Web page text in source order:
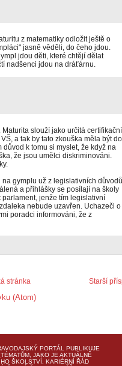
z matematiky odložit ještě o
jasně věděli, do čeho jdou.
jdou děti, které chtějí dělat
nadšenci jdou na dráťárnu.
slouží jako určitá certifikační
a tak by tato zkouška měla být do
k tomu si myslet, že když na
že jsou umělci diskriminováni.
na gymplu už z legislativních důvodů
a přihlášky se posílají na školy
jenže tím legislativní
nebude uzavřen. Uchazeči o
poradci informováni, že z
Starší
stránka
(Atom)
PORTÁL PUBLIKUJE
JAKO JE AKTUÁLNĚ
ŠKOLSTVÍ, KARIÉRNÍ ŘÁD